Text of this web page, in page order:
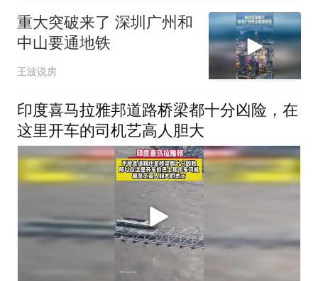
重大突破来了 深圳广州和
中山要通地铁
王波说房
印度喜马拉雅邦道路桥梁都十分凶险，在
这里开车的司机艺高人胆大